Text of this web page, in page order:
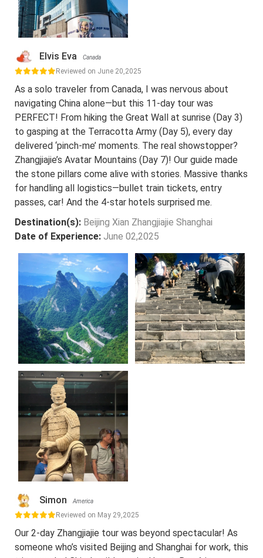
Elvis Eva Canada
Reviewed on June 20,2025
As a solo traveler from Canada, I was nervous about
navigating China alone—but this 11-day tour was
PERFECT! From hiking the Great Wall at sunrise (Day 3)
to gasping at the Terracotta Army (Day 5), every day
delivered ‘pinch-me’ moments. The real showstopper?
Zhangjiajie’s Avatar Mountains (Day 7)! Our guide made
the stone pillars come alive with stories. Massive thanks
for handling all logistics—bullet train tickets, entry
passes, car! And the 4-star hotels surprised me.
Destination(s): Beijing Xian Zhangjiajie Shanghai
Date of Experience: June 02,2025
Simon America
Reviewed on May 29,2025
Our 2-day Zhangjiajie tour was beyond spectacular! As
someone who’s visited Beijing and Shanghai for work, this